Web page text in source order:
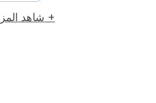
شاهد المزيد من المراجعات +